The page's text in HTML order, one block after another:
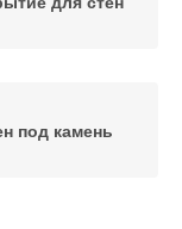
под камень